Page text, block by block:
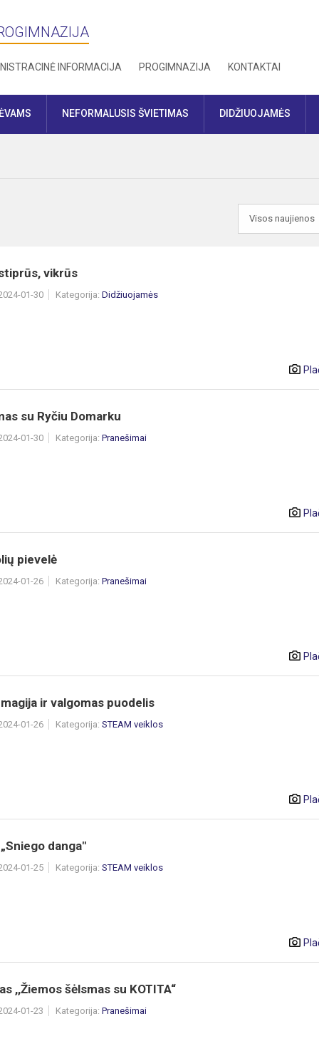
INFORMACIJA PROGIMNAZIJA KONTAKTAI
NEFORMALUSIS ŠVIETIMAS DIDŽIUOJAMĖS
vikrūs
01-30 Kategorija: Didžiuojamės
su Ryčiu Domarku
01-30 Kategorija: Pranešimai
pievelė
01-26 Kategorija: Pranešimai
ir valgomas puodelis
01-26 Kategorija: STEAM veiklos
danga"
01-25 Kategorija: STEAM veiklos
,,Žiemos šėlsmas su KOTITA“
01-23 Kategorija: Pranešimai